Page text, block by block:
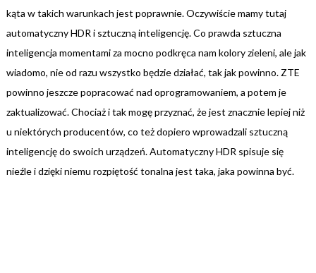
kąta w takich warunkach jest poprawnie. Oczywiście mamy tutaj
automatyczny HDR i sztuczną inteligencję. Co prawda sztuczna
inteligencja momentami za mocno podkręca nam kolory zieleni, ale jak
wiadomo, nie od razu wszystko będzie działać, tak jak powinno. ZTE
powinno jeszcze popracować nad oprogramowaniem, a potem je
zaktualizować. Chociaż i tak mogę przyznać, że jest znacznie lepiej niż
u niektórych producentów, co też dopiero wprowadzali sztuczną
inteligencję do swoich urządzeń. Automatyczny HDR spisuje się
nieźle i dzięki niemu rozpiętość tonalna jest taka, jaka powinna być.